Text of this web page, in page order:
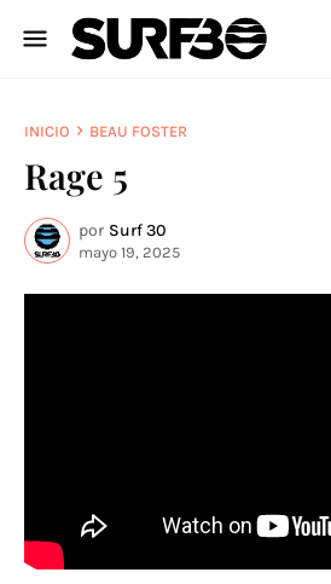
INICIO BEAU FOSTER
Rage 5
por Surf 30
mayo 19, 2025